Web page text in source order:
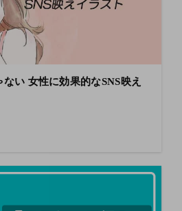
い 女性に効果的なSNS映え